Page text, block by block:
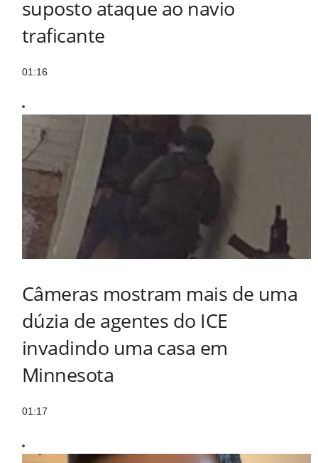
suposto ataque ao navio
traficante
01:16
Câmeras mostram mais de uma
dúzia de agentes do ICE
invadindo uma casa em
Minnesota
01:17